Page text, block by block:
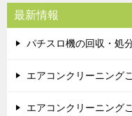
最新情報
パチスロ機の回収・処
エアコンクリーニン
エアコンクリーニン